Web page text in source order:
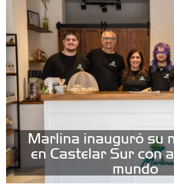
Marlina inauguró su
en Castelar Sur con
mundo